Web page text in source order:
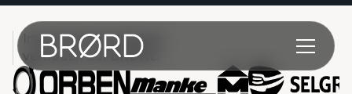
Internationale Marken
vertrauen auf BRØRD